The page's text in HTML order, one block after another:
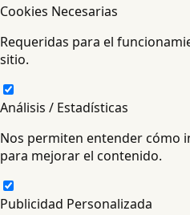
Cookies Necesarias
Requeridas para el
sitio.
Análisis / Estadísticas
Nos permiten entender cómo
para mejorar el contenido.
Publicidad Personalizada